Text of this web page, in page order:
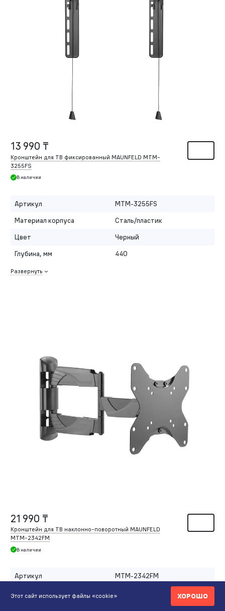
13 990 ₸
Кронштейн для ТВ фиксированный MAUNFELD MTM-
3255FS
В наличии
Артикул
MTM-3255FS
Материал корпуса
Сталь/пластик
Цвет
Черный
Глубина, мм
440
Развернуть
21 990 ₸
Кронштейн для ТВ наклонно-поворотный MAUNFELD
MTM-2342FM
В наличии
Артикул
MTM-2342FM
Этот сайт использует файлы «cookie» ХОРОШО